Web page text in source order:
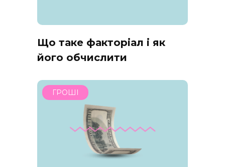
Що таке факторіал і як
його обчислити
ГРОШІ